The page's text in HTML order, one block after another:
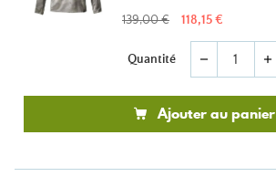
139,00 € 118,15 €
Quantité remove add
Ajouter au panier